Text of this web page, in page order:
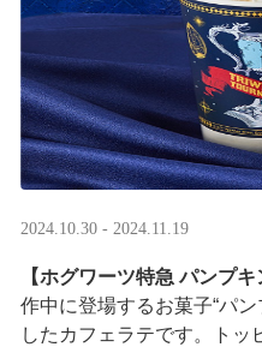
2024.10.30 - 2024.11.19
【ホグワーツ特急 パンプキ
作中に登場するお菓子“パ
したカフェラテです。トッ